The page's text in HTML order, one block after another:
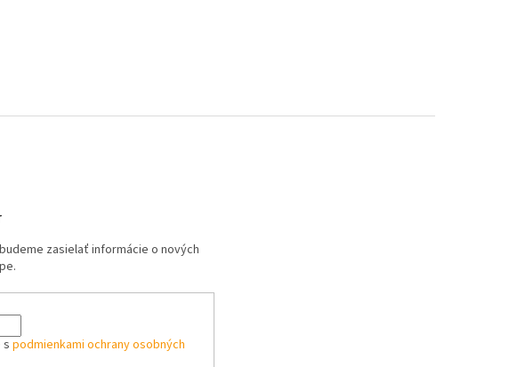
zasielať informácie o nových
spodmienkami ochrany osobných